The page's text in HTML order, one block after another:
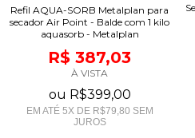
Refil AQUA-SORB Metalplan para
secador Air Point - Balde com 1 kilo
aquasorb - Metalplan
R$ 387,03
À VISTA
ou R$399,00
EM ATÉ 5X DE R$79,80 SEM
JUROS